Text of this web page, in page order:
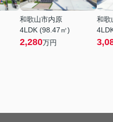
和歌山市内原
4LDK (98.47㎡)
2,280万円
和歌